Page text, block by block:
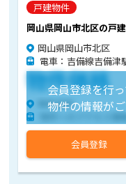
戸建物件
岡山県岡山市北区の戸
岡山県岡山市北区
電車：吉備線吉備津
会員登録を行
物件の情報が
物件価格
物件住所
物件へのアクセス情報
会員登録